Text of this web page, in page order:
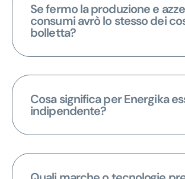
Se fermo la produzione e
consumi avrò lo stesso dei
bolletta?
Cosa significa per Energika
indipendente?